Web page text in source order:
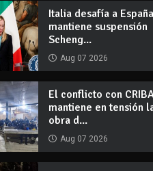
Italia desafía a
mantiene suspensión
Scheng...
Aug 07 2026
El conflicto con
mantiene en tensión
obra d...
Aug 07 2026